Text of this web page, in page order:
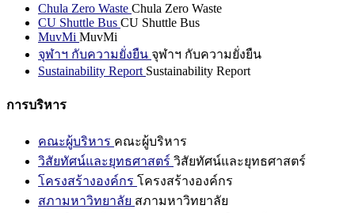
Chula Zero Waste Chula Zero Waste
CU Shuttle Bus CU Shuttle Bus
MuvMi MuvMi
จุฬาฯ กับความยั่งยืน จุฬาฯ กับความยั่งยืน
Sustainability Report Sustainability Report
การบริหาร
คณะผู้บริหาร คณะผู้บริหาร
วิสัยทัศน์และยุทธศาสตร์ วิสัยทัศน์และยุทธศาสตร์
โครงสร้างองค์กร โครงสร้างองค์กร
สภามหาวิทยาลัย สภามหาวิทยาลัย